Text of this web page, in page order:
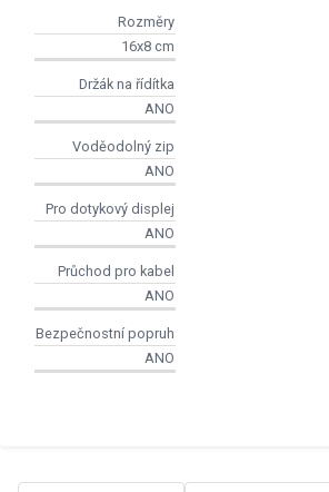
Rozměry
16x8 cm
Držák na řídítka
ANO
Voděodolný zip
ANO
Pro dotykový displej
ANO
Průchod pro kabel
ANO
Bezpečnostní popruh
ANO